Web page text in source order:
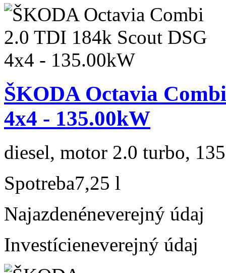
ŠKODA Octavia
4x4 - 135.00kW
diesel, motor 2.0 turbo,
Spotreba7,25 l
Najazdenéneverejný údaj
Investícieneverejný údaj